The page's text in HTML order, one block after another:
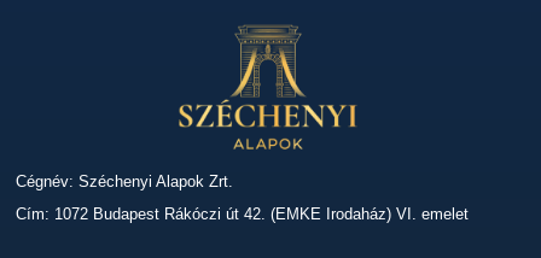
Cégnév: Széchenyi Alapok Zrt.
Cím: 1072 Budapest Rákóczi út 42. (EMKE Irodaház) VI. emelet